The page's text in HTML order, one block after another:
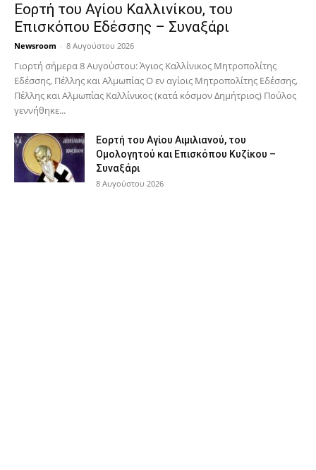
Εορτή του Αγίου Καλλινίκου, του
Επισκόπου Εδέσσης – Συναξάρι
Newsroom - 8 Αυγούστου 2026
Γιορτή σήμερα 8 Αυγούστου: Άγιος Καλλίνικος Μητροπολίτης
Εδέσσης, Πέλλης και Αλμωπίας Ο εν αγίοις Μητροπολίτης Εδέσσης,
Πέλλης και Αλμωπίας Καλλίνικος (κατά κόσμον Δημήτριος) Πούλος
γεννήθηκε...
Εορτή του Αγίου Αιμιλιανού, του
Ομολογητού και Επισκόπου Κυζίκου –
Συναξάρι
8 Αυγούστου 2026